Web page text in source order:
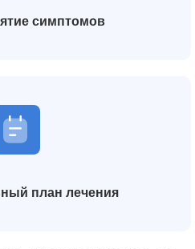
симптомов
план лечения